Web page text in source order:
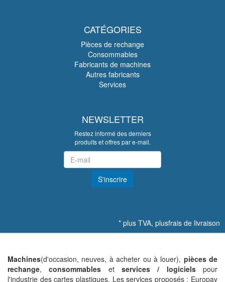
CATÉGORIES
Pièces de rechange
Consommables
Fabricants de machines
Autres fabricants
Services
NEWSLETTER
Restez informé des derniers
produits et offres par e-mail.
S'inscrire
* plus TVA, plusfrais de livraison
Machines(d'occasion, neuves, à acheter ou à louer), pièces de
rechange,consommables etservices / logicielspour
l'industrie des cartes plastiques. Les services proposés : Europay